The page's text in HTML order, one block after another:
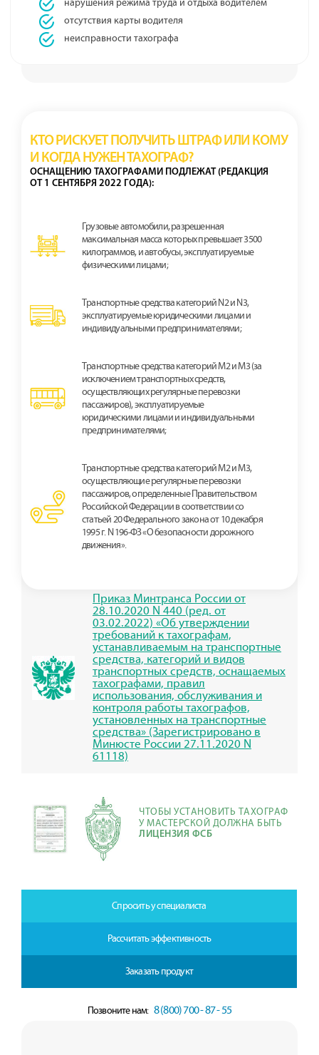
нарушения режима труда и отдыха водителем
отсутствия карты водителя
неисправности тахографа
КТО РИСКУЕТ ПОЛУЧИТЬ ШТРАФ ИЛИ КОМУ
И КОГДА НУЖЕН ТАХОГРАФ?
ОСНАЩЕНИЮ ТАХОГРАФАМИ ПОДЛЕЖАТ (РЕДАКЦИЯ
ОТ 1 СЕНТЯБРЯ 2022 ГОДА):
Грузовые автомобили, разрешенная
максимальная масса которых превышает 3500
килограммов, и автобусы, эксплуатируемые
физическими лицами;
Транспортные средства категорий N2 и N3,
эксплуатируемые юридическими лицами и
индивидуальными предпринимателями;
Транспортные средства категорий M2 и M3 (за
исключением транспортных средств,
осуществляющих регулярные перевозки
пассажиров), эксплуатируемые
юридическими лицами и индивидуальными
предпринимателями;
Транспортные средства категорий M2 и M3,
осуществляющие регулярные перевозки
пассажиров, определенные Правительством
Российской Федерации в соответствии со
статьей 20 Федерального закона от 10 декабря
1995 г. N 196-ФЗ «О безопасности дорожного
движения».
Приказ Минтранса России от
28.10.2020 N 440 (ред. от
03.02.2022) «Об утверждении
требований к тахографам,
устанавливаемым на транспортные
средства, категорий и видов
транспортных средств, оснащаемых
тахографами, правил
использования, обслуживания и
контроля работы тахографов,
установленных на транспортные
средства» (Зарегистрировано в
Минюсте России 27.11.2020 N
61118)
ЧТОБЫ УСТАНОВИТЬ ТАХОГРАФ
У МАСТЕРСКОЙ ДОЛЖНА БЫТЬ
ЛИЦЕНЗИЯ ФСБ
Спросить у специалиста
Рассчитать эффективность
Заказать продукт
Позвоните нам: 8 (800) 700 - 87 - 55